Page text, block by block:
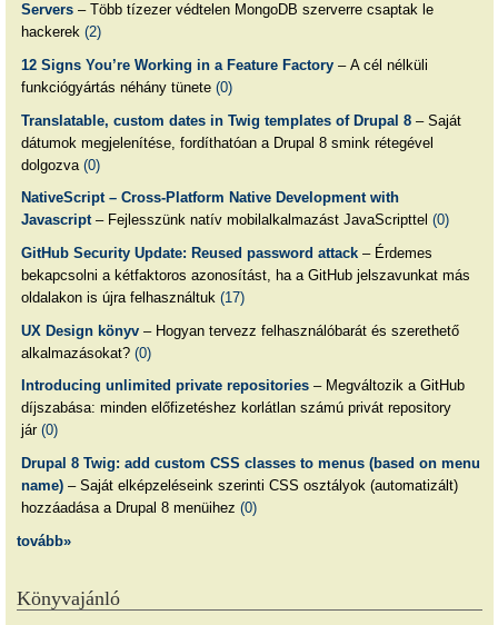
Servers– Több tízezer védtelen MongoDB szerverre csaptak le
hackerek (2)
12 Signs You’re Working in a Feature Factory– A cél nélküli
funkciógyártás néhány tünete (0)
Translatable, custom dates in Twig templates of Drupal 8– Saját
dátumok megjelenítése, fordíthatóan a Drupal 8 smink rétegével
dolgozva (0)
NativeScript – Cross-Platform Native Development with
Javascript– Fejlesszünk natív mobilalkalmazást JavaScripttel (0)
GitHub Security Update: Reused password attack– Érdemes
bekapcsolni a kétfaktoros azonosítást, ha a GitHub jelszavunkat más
oldalakon is újra felhasználtuk (17)
UX Design könyv– Hogyan tervezz felhasználóbarát és szerethető
alkalmazásokat? (0)
Introducing unlimited private repositories– Megváltozik a GitHub
díjszabása: minden előfizetéshez korlátlan számú privát repository
jár (0)
Drupal 8 Twig: add custom CSS classes to menus (based on menu
name)– Saját elképzeléseink szerinti CSS osztályok (automatizált)
hozzáadása a Drupal 8 menüihez (0)
tovább»
Könyvajánló